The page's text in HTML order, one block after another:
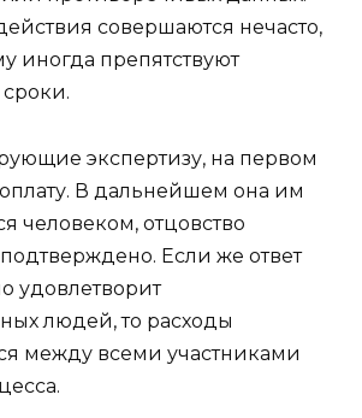
совершаются нечасто,
иногда препятствуют
экспертизу, на первом
оплату. В дальнейшем она им
человеком, отцовство
Если же ответ
удовлетворит
людей, то расходы
между всеми участниками